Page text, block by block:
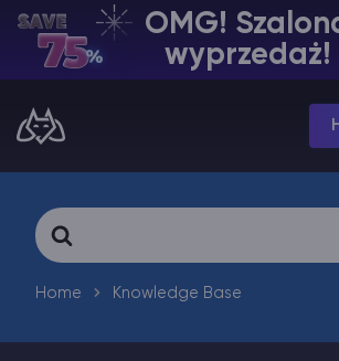
OMG!
wyprzedaż!
PL | USD
Manage your servers & payments
VPS Panel
Manage VPS server
Affiliate panel
Manage affiliates
Search
For
Home Knowledge Base